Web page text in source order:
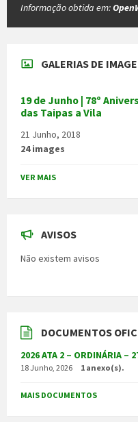
Informação obtida em:
GALERIAS DE
19 de Junho | 78º
das Taipas a Vila
21 Junho, 2018
24 images
VER MAIS
AVISOS
Não existem avisos
DOCUMENTOS
2026 ATA 2 – ORDINÁRIA –
18 Junho, 2026 1 anexo(s).
MAIS DOCUMENTOS